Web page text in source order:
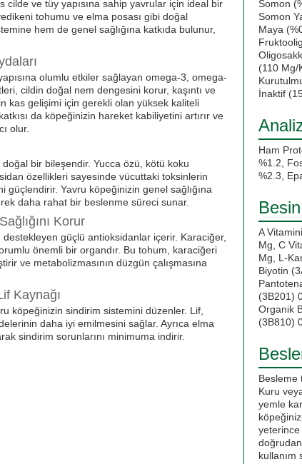
cilde ve tüy yapısına sahip yavrular için ideal bir
tohumu ve elma posası gibi doğal
hem de genel sağlığına katkıda bulunur,
olumlu etkiler sağlayan omega-3, omega-
cildin doğal nem dengesini korur, kaşıntı ve
kas gelişimi için gerekli olan yüksek kaliteli
da köpeğinizin hareket kabiliyetini artırır ve
olur.
bir bileşendir. Yucca özü, kötü koku
özellikleri sayesinde vücuttaki toksinlerin
güçlendirir. Yavru köpeğinizin genel sağlığına
daha rahat bir beslenme süreci sunar.
Korur
destekleyen güçlü antioksidanlar içerir. Karaciğer,
önemli bir organdır. Bu tohum, karaciğeri
ve metabolizmasının düzgün çalışmasına
Kaynağı
köpeğinizin sindirim sistemini düzenler. Lif,
daha iyi emilmesini sağlar. Ayrıca elma
sindirim sorunlarını minimuma indirir.
Somon
Somon
Maya
(110 Mg/
İnaktif
Ham
%1.2,
%2.3,
A
Mg, C
Mg, L-
Biyotin
(3B201)
Organik
(3B810)
Besleme
Kuru
yemle
yeterince
kullanım